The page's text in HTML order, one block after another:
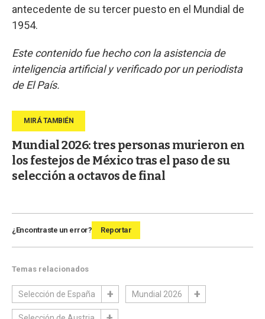
antecedente de su tercer puesto en el Mundial de
1954.
Este contenido fue hecho con la asistencia de
inteligencia artificial y verificado por un periodista
de El País.
Mundial 2026: tres personas murieron en
los festejos de México tras el paso de su
selección a octavos de final
¿Encontraste un error? Reportar
Temas relacionados
Selección de España Mundial 2026